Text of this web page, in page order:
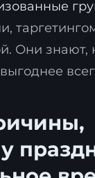
Они знают,